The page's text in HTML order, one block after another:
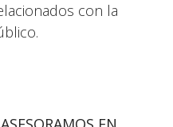
con la